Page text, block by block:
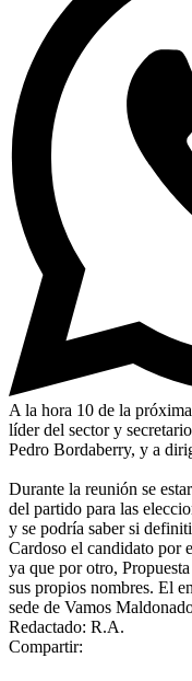
A la hora 10 de la
líder del sector y
Pedro Bordaberry, y a
Durante la reunión se
del partido para las
y se podría saber si
Cardoso el candidato por
ya que por otro,
sus propios nombres. El
sede de Vamos
Redactado: R.A.
Compartir: